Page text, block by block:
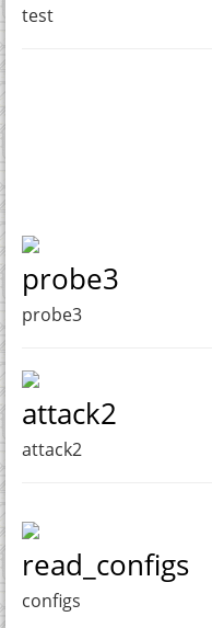
test
probe3
probe3
attack2
attack2
read_configs
configs